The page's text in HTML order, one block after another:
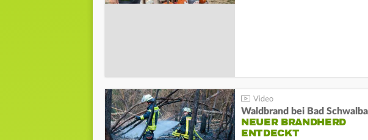
Waldbrand bei Bad
NEUER BRANDHERD
ENTDECKT